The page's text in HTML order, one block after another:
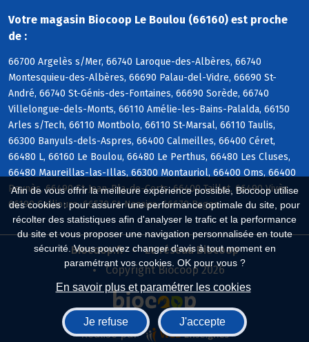
Afin de vous offrir la meilleure expérience possible, Biocoop utilise
des cookies : pour assurer une performance optimale du site, pour
récolter des statistiques afin d'analyser le trafic et la performance
du site et vous proposer une navigation personnalisée en toute
sécurité. Vous pouvez changer d'avis à tout moment en
paramétrant vos cookies. OK pour vous ?
En savoir plus et paramétrer les cookies
Je refuse J'accepte
Votre magasin Biocoop Le Boulou (66160) est proche
de :
66700 Argelès s/Mer, 66740 Laroque-des-Albères, 66740
Montesquieu-des-Albères, 66690 Palau-del-Vidre, 66690 St-
André, 66740 St-Génis-des-Fontaines, 66690 Sorède, 66740
Villelongue-dels-Monts, 66110 Amélie-les-Bains-Palalda, 66150
Arles s/Tech, 66110 Montbolo, 66110 St-Marsal, 66110 Taulis,
66300 Banyuls-dels-Aspres, 66400 Calmeilles, 66400 Céret,
66480 L, 66160 Le Boulou, 66480 Le Perthus, 66480 Les Cluses,
66480 Maureillas-las-Illas, 66300 Montauriol, 66400 Oms, 66400
Reynès, 66490 St-Jean-Pla-de-Corts, 66400 Taillet, 66490 Vivès,
66190 Collioure, 66570 St-Nazaire, 66670 Bages
Biocoop.fr
Le réseau Biocoop
Copyright Biocoop 2026
Réalisé par